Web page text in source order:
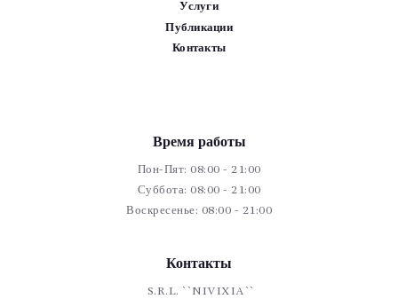
Услуги
Публикации
Контакты
Время работы
Пон-Пят: 08:00 - 21:00
Суббота: 08:00 - 21:00
Воскресенье: 08:00 - 21:00
Контакты
S.R.L. ``NIVIXIA``